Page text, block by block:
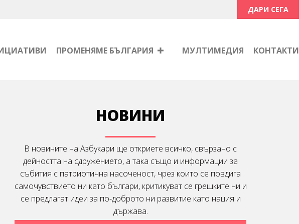
ДАРИ СЕГА
ПРОМЕНЯМЕ БЪЛГАРИЯ МУЛТИМЕДИЯ КОНТАКТИ
НОВИНИ
В новините на Азбукари ще откриете всичко, свързано с
дейността на сдружението, а така също и информации за
събития с патриотична насоченост, чрез които се повдига
самочувствието ни като българи, критикуват се грешките ни и
се предлагат идеи за по-доброто ни развитие като нация и
държава.